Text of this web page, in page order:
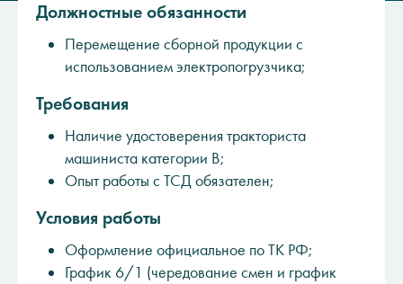
Должностные обязанности
Перемещение сборной продукции с
использованием электропогрузчика;
Требования
Наличие удостоверения тракториста
машиниста категории В;
Опыт работы с ТСД обязателен;
Условия работы
Оформление официальное по ТК РФ;
График 6/1 (чередование смен и график